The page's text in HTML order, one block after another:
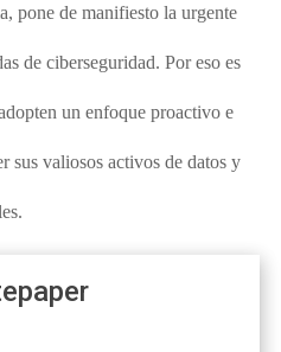
pone de manifiesto la urgente
de ciberseguridad. Por eso es
un enfoque proactivo e
sus valiosos activos de datos y